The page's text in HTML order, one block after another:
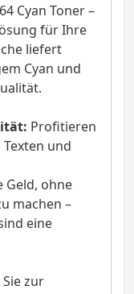
Cyan Toner –
für Ihre
liefert
Cyan und
Profitieren
und
Geld, ohne
machen –
eine
zur